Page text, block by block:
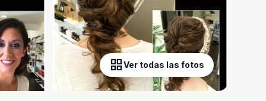
grid_viewVer todas las fotos